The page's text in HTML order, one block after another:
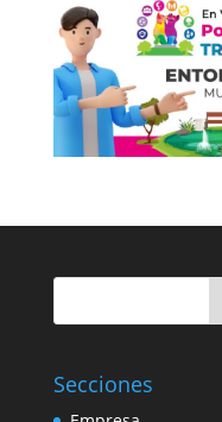
Secciones